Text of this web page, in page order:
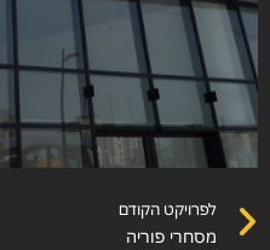
לפרויקט הקודם
מסחרי פוריה